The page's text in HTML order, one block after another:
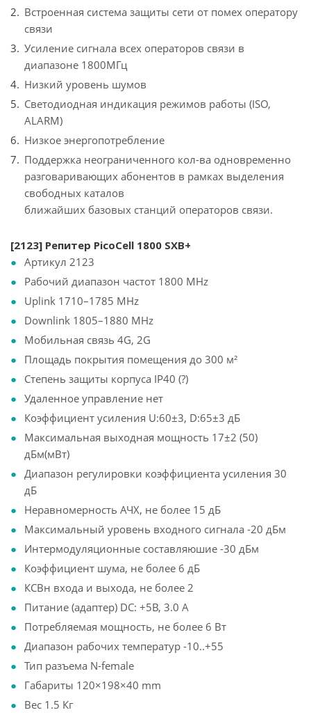
Встроенная система защиты сети от помех оператору
связи
Усиление сигнала всех операторов связи в
диапазоне 1800МГц
Низкий уровень шумов
Светодиодная индикация режимов работы (ISO,
ALARM)
Низкое энергопотребление
Поддержка неограниченного кол-ва одновременно
разговаривающих абонентов в рамках выделения
свободных каталов
ближайших базовых станций операторов связи.
[2123] Репитер PicoCell 1800 SXB+
Артикул 2123
Рабочий диапазон частот 1800 MHz
Uplink 1710–1785 MHz
Downlink 1805–1880 MHz
Мобильная связь 4G, 2G
Площадь покрытия помещения до 300 м²
Степень защиты корпуса IP40 (?)
Удаленное управление нет
Коэффициент усиления U:60±3, D:65±3 дБ
Максимальная выходная мощность 17±2 (50)
дБм(мВт)
Диапазон регулировки коэффициента усиления 30
дБ
Неравномерность АЧХ, не более 15 дБ
Максимальный уровень входного сигнала -20 дБм
Интермодуляционные составляюшие -30 дБм
Коэффициент шума, не более 6 дБ
КСВн входа и выхода, не более 2
Питание (адаптер) DC: +5В, 3.0 А
Потребляемая мощность, не более 6 Вт
Диапазон рабочих температур -10..+55
Тип разъема N-female
Габариты 120×198×40 mm
Вес 1.5 Кг